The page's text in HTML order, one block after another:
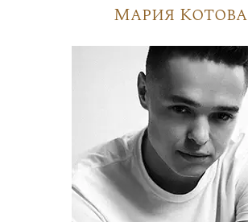
Мария Котова